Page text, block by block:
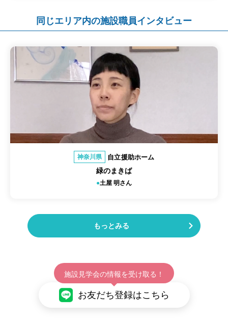
同じエリア内の施設職員インタビュー
神奈川県 自立援助ホーム
緑のまきば
土屋 明さん
もっとみる
施設見学会の情報を受け取る！
お友だち登録はこちら